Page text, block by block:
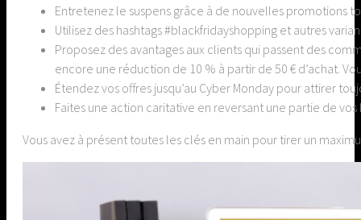
Entretenez le suspens grâce à de nouvelles promotions
Utilisez des hashtags #blackfridayshopping et autres
Proposez des avantages aux clients qui passent des
encore une réduction de 10 % à partir de 50 € d’achat.
Étendez vos offres jusqu’au Cyber Monday pour attirer
Faites une action caritative en reversant une partie de
Vous avez à présent toutes les clés en main pour tirer un